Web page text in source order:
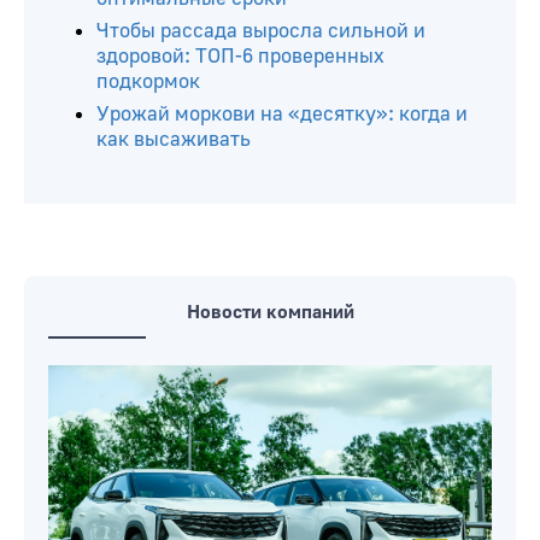
Чтобы рассада выросла сильной и
здоровой: ТОП-6 проверенных
подкормок
Урожай моркови на «десятку»: когда и
как высаживать
Новости компаний